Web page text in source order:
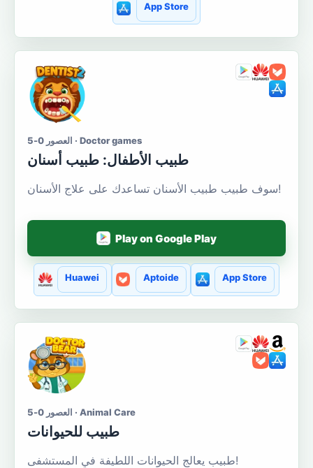
App Store
العصور 0-5 · Doctor games
طبيب الأطفال: طبيب أسنان
سوف طبيب طبيب الأسنان تساعدك على علاج الأسنان!
Play on Google Play
Huawei Aptoide App Store
العصور 0-5 · Animal Care
طبيب للحيوانات
طبيب يعالج الحيوانات اللطيفة في المستشفى!